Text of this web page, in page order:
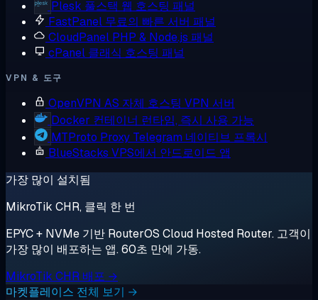
Plesk 풀스택 웹 호스팅 패널
FastPanel 무료의 빠른 서버 패널
CloudPanel PHP & Node.js 패널
cPanel 클래식 호스팅 패널
VPN & 도구
OpenVPN AS 자체 호스팅 VPN 서버
Docker 컨테이너 런타임, 즉시 사용 가능
MTProto Proxy Telegram 네이티브 프록시
BlueStacks VPS에서 안드로이드 앱
가장 많이 설치됨
MikroTik CHR, 클릭 한 번
EPYC + NVMe 기반 RouterOS Cloud Hosted Router. 고객이
가장 많이 배포하는 앱. 60초 만에 가동.
MikroTik CHR 배포 →
마켓플레이스 전체 보기 →